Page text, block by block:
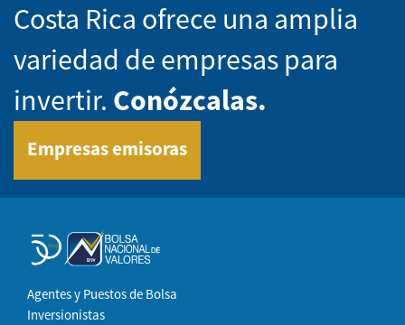
Costa Rica ofrece una amplia
variedad de empresas para
invertir. Conózcalas.
Empresas emisoras
Agentes y Puestos de Bolsa
Inversionistas